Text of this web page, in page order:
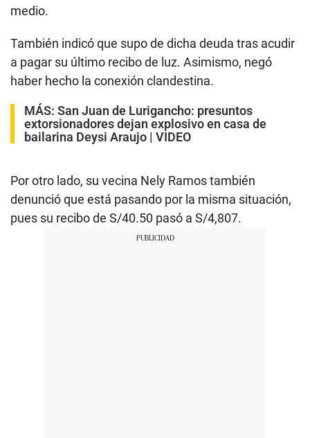
medio.
También indicó que supo de dicha deuda tras acudir
a pagar su último recibo de luz. Asimismo, negó
haber hecho la conexión clandestina.
MÁS: San Juan de Lurigancho: presuntos
extorsionadores dejan explosivo en casa de
bailarina Deysi Araujo | VIDEO
Por otro lado, su vecina Nely Ramos también
denunció que está pasando por la misma situación,
pues su recibo de S/40.50 pasó a S/4,807.